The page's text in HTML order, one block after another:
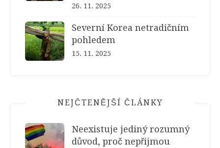
26. 11. 2025
Severní Korea netradičním
pohledem
15. 11. 2025
NEJČTENĚJŠÍ ČLÁNKY
Neexistuje jediný rozumný
důvod, proč nepřijmou